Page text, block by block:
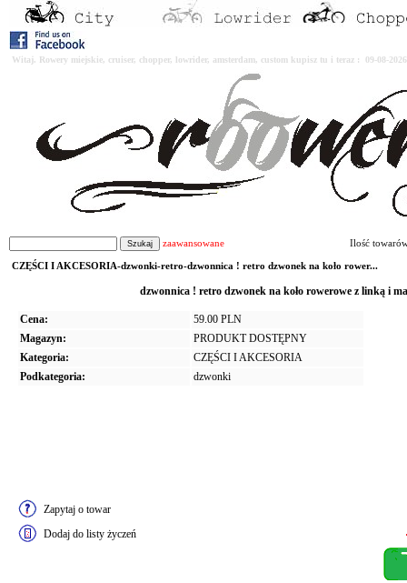
Witaj. Rowery miejskie, cruiser, chopper, lowrider, amsterdam, custom kupisz tu i teraz : 09-08-
zaawansowane Ilość
CZĘŚCI I AKCESORIA-dzwonki-retro-dzwonnica ! retro dzwonek na koło rower...
dzwonnica ! retro dzwonek na koło rowerowe z linką i
Cena:
59.00 PLN
Magazyn:
PRODUKT DOSTĘPNY
Kategoria:
CZĘŚCI I AKCESORIA
Podkategoria:
dzwonki
Zapytaj o towar
Dodaj do listy życzeń